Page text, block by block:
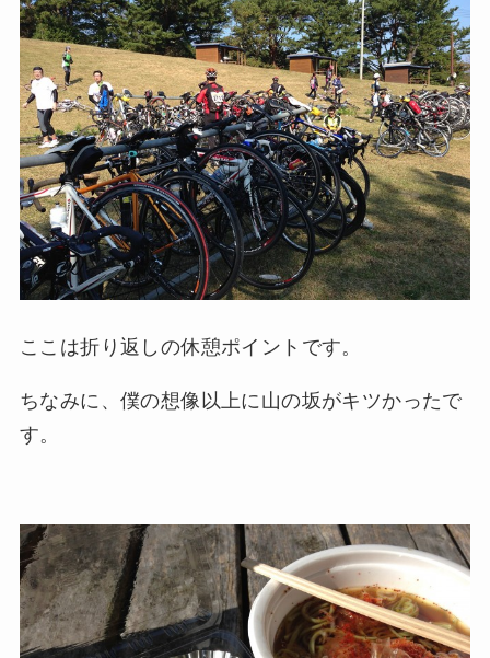
ここは折り返しの休憩ポイントです。
ちなみに、僕の想像以上に山の坂がキツかったで
す。